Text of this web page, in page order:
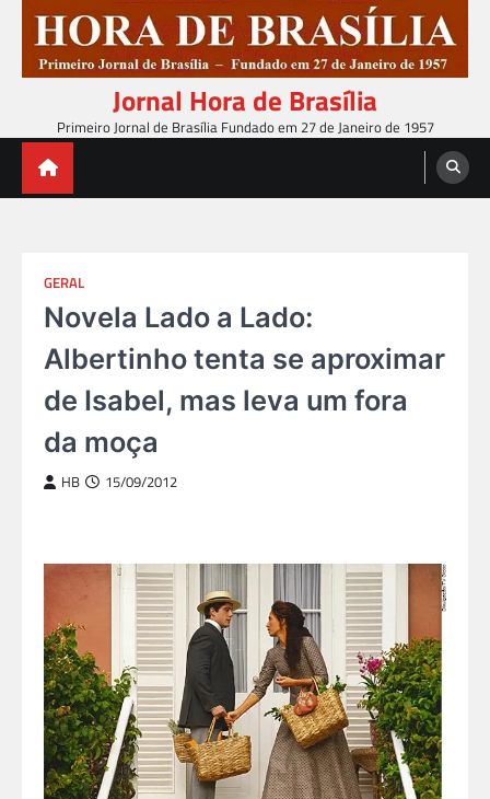
content
Jornal Hora de Brasília
Primeiro Jornal de Brasília Fundado em 27 de Janeiro de 1957
GERAL
Novela Lado a Lado:
Albertinho tenta se aproximar
de Isabel, mas leva um fora
da moça
HB 15/09/2012